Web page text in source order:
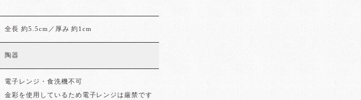
全長 約5.5cm／厚み 約1cm
陶器
電子レンジ・食洗機不可
金彩を使用しているため電子レンジは厳禁です